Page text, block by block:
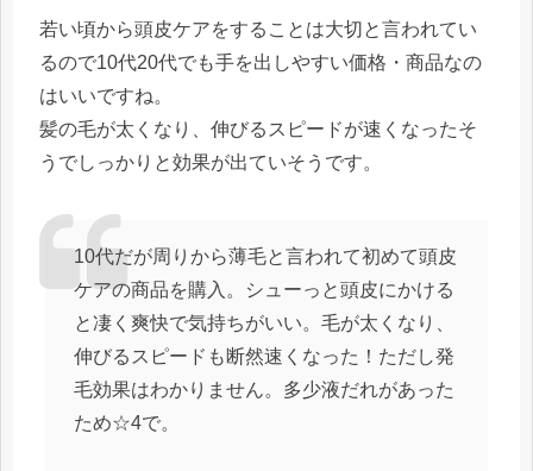
若い頃から頭皮ケアをすることは大切と言われてい
るので10代20代でも手を出しやすい価格・商品なの
はいいですね。
髪の毛が太くなり、伸びるスピードが速くなったそ
うでしっかりと効果が出ていそうです。
10代だが周りから薄毛と言われて初めて頭皮
ケアの商品を購入。シューっと頭皮にかける
と凄く爽快で気持ちがいい。毛が太くなり、
伸びるスピードも断然速くなった！ただし発
毛効果はわかりません。多少液だれがあった
ため☆4で。